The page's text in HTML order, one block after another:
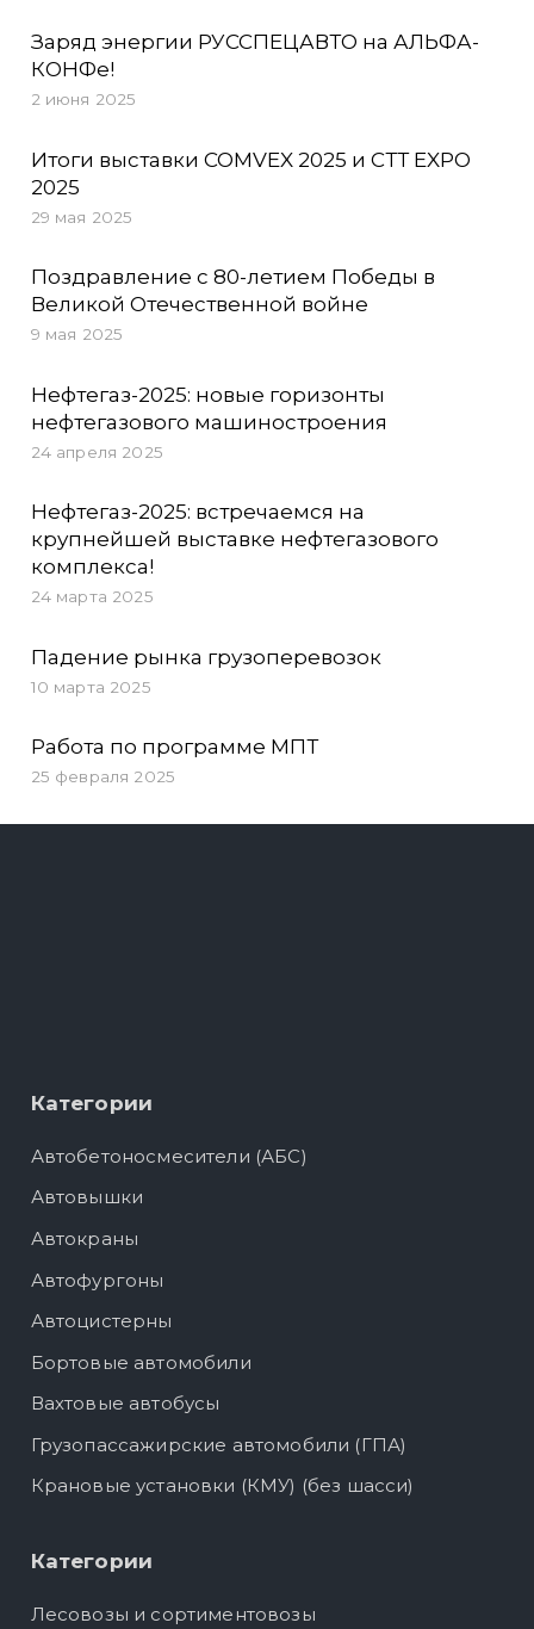
Заряд энергии РУССПЕЦАВТО на АЛЬФА-
КОНФе!
2 июня 2025
Итоги выставки COMVEX 2025 и СТТ EXPO
2025
29 мая 2025
Поздравление с 80-летием Победы в
Великой Отечественной войне
9 мая 2025
Нефтегаз-2025: новые горизонты
нефтегазового машиностроения
24 апреля 2025
Нефтегаз-2025: встречаемся на
крупнейшей выставке нефтегазового
комплекса!
24 марта 2025
Падение рынка грузоперевозок
10 марта 2025
Работа по программе МПТ
25 февраля 2025
Категории
Автобетоносмесители (АБС)
Автовышки
Автокраны
Автофургоны
Автоцистерны
Бортовые автомобили
Вахтовые автобусы
Грузопассажирские автомобили (ГПА)
Крановые установки (КМУ) (без шасси)
Категории
Лесовозы и сортиментовозы